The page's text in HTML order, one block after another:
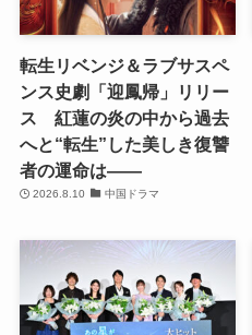
転生リベンジ＆ラブサスペ
ンス史劇「迎鳳帰」リリー
ス 紅蓮の炎の中から過去
へと“転生”した美しき復讐
者の運命は――
2026.8.10 中国ドラマ